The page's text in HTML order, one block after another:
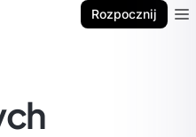
Rozpocznij